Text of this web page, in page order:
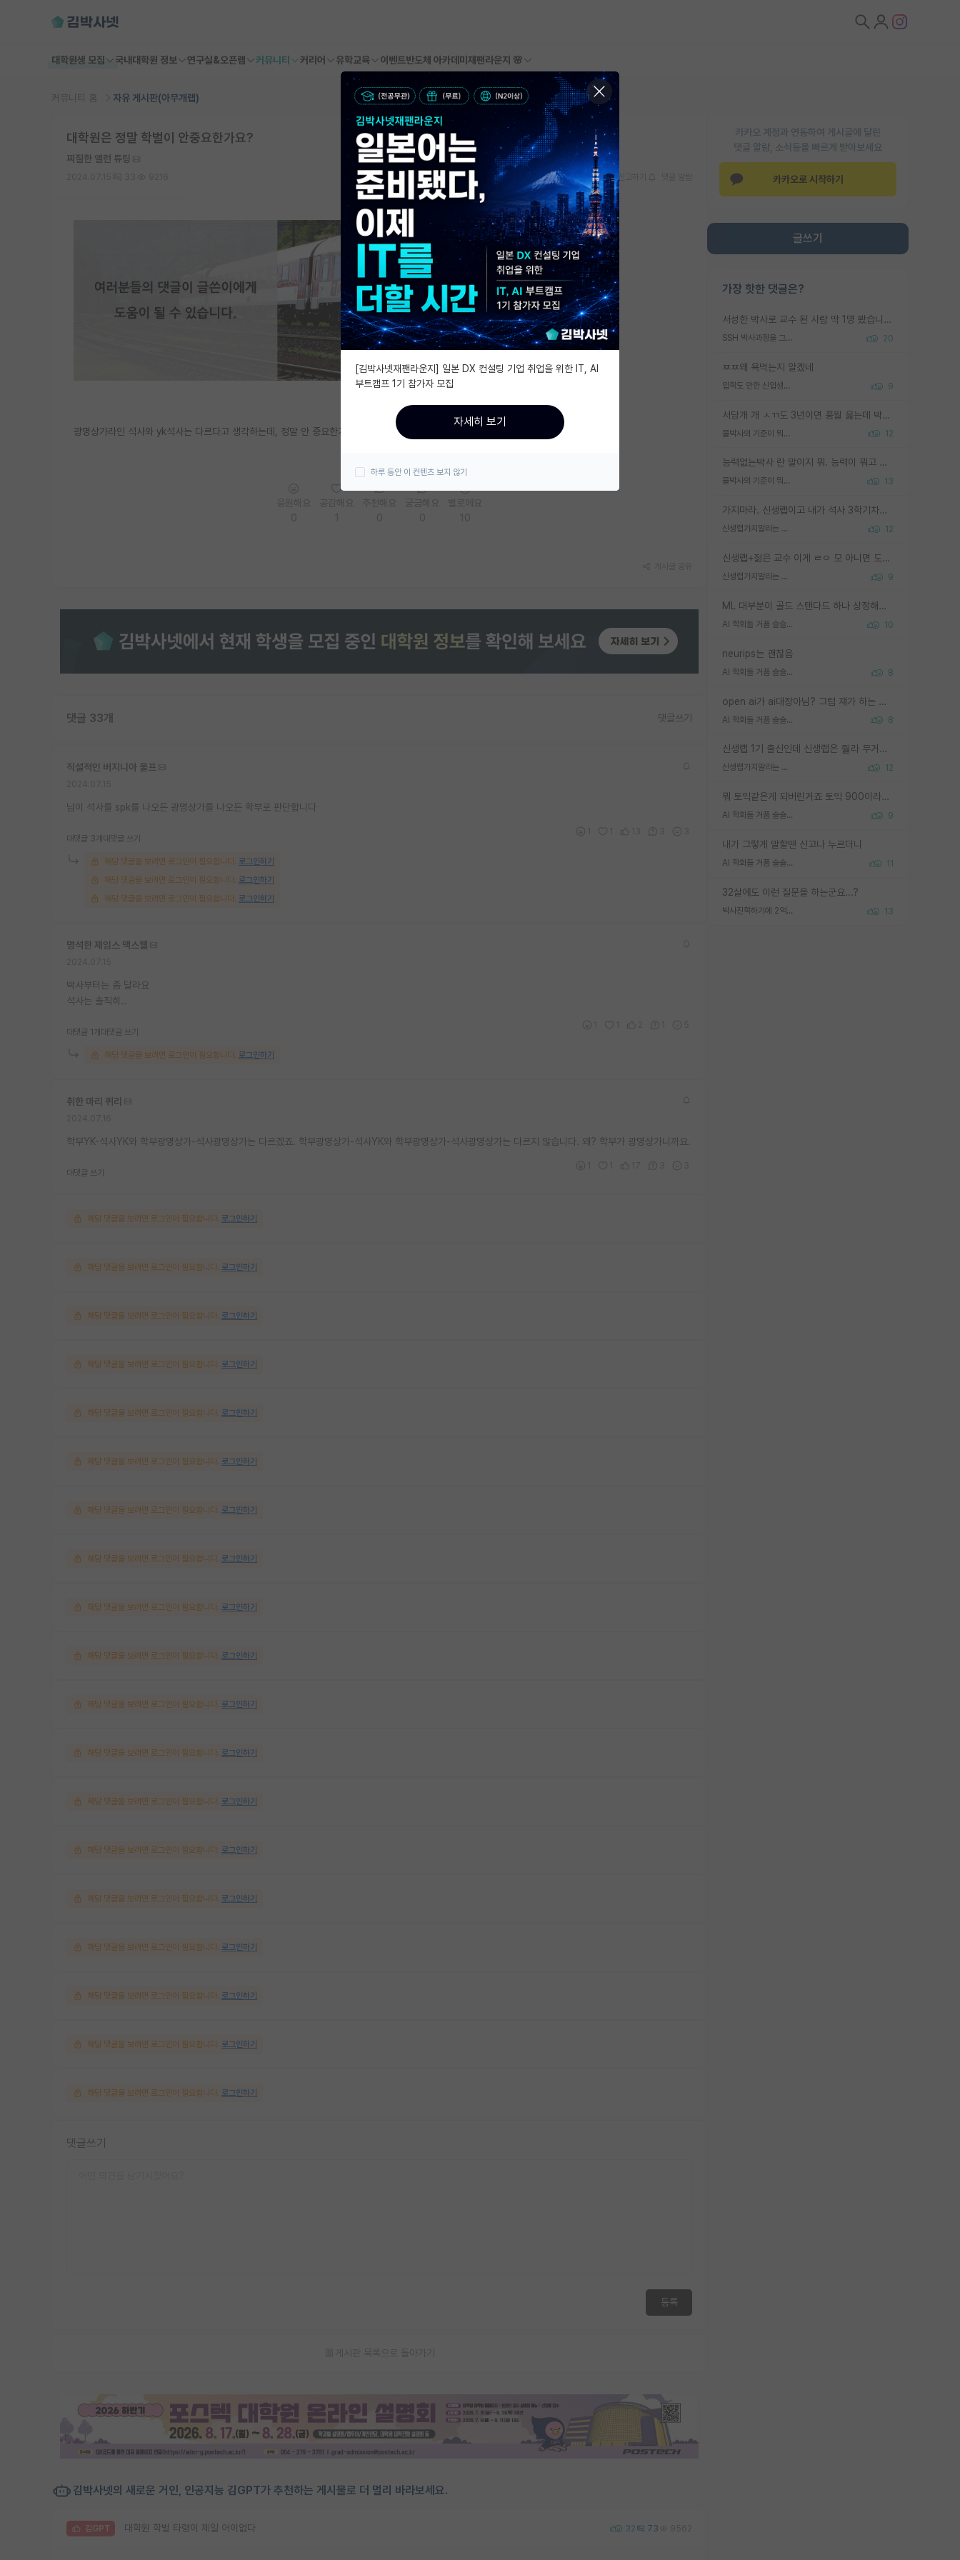
대학원생 모집 국내대학원 정보 연구실&오픈랩 커뮤니티 커리어 유학교육 이벤트반도체 아카데미 재팬라운지 🌸
커뮤니티 홈 자유 게시판(아무개랩)
카카오 계정과 연동하여 게시글에 달린
댓글 알람, 소식등을 빠르게 받아보세요
카카오로 시작하기
글쓰기
가장 핫한 댓글은?
서성한 박사로 교수 된 사람 딱 1명 봤습니다. 근데 지방대 박사로 교수된 거는 기적이 일어나야되요. 서성한 학부부터여도 빡센게 교수임용일텐데 지방대박사로 무슨 교수가 되나요...... 중소기업/중견기업 팀장급/연구소장급이나 될거 같네요.
SSH 박사과정을 그만두고 지방대 박사로 옮기면 교수의 꿈은 끝일까요? 20
ㅉㅉ왜 욕먹는지 알겠네
입학도 안한 신입생이 원래 관심을 받나요 9
서당개 개 ㅅㄲ도 3년이면 풍월 읊는데 박사 5년 이상 대리고 있으면서 물된건 교수 탓 맞는ㄱ게 거기가 서당이 아니란 소리임
물박사의 기준이 뭐임? 12
능력없는박사 란 말이지 뭐. 능력이 뭐고 능력이 있다는게 뭔지는 사람마다 기준이 다르니까 얘기해봐야 서로 자기 기준만 얘기해서 논쟁이 끝이 안나고. 주위에서 능력있고 야심있는 신입생이 교수가 유의미한 피드백을 아예 안주면서 제대로된 과제에 참여해볼 기회도 제공하지 않고 잡일 뺑뺑이만 돌려서 맨날 단순작업만 하면서 밤새다가 눈빛이 점점 죽어가는걸 본 사람은 물박사는 교수탓이라고 하고, 교수는 이것저것 알려도 주고 기회도 주고 사수 동기 붙여주면서 어떻게든 끌고가려고 하는데 본인이 매일 뺀질거리면서 출근 하는둥마는둥 하다가 기껏 와서도 폰이나 쳐다보다가 실험 망치고 저녁약속있어서 먼저 가볼게요~ 하는걸 본 사람은 물박사는 본인탓이라고 함.
물박사의 기준이 뭐임? 13
가지마라. 신생랩이고 내가 석사 3학기차인데 최고참인데 나도 아무것도 모르는데 교수가 후배들 왜 논문 교육 안시키냐. 논문 왜 안 써오냐 닦달한다
신생랩가지말라는 이유가 있었구나 12
신생랩+젊은 교수 이게 ㄹㅇ 모 아니면 도인듯.
신생랩가지말라는 이유가 있었구나 9
ML 대부분이 골드 스탠다드 하나 상정해놓고 (벤치마크 데이터셋이 여러 개면 여러 개 상정) 그거 얼마나 잘 맞추나 싸움임 가끔 번뜩이는 설계 철학을 보여주는 논문들도 있지만 대부분 그거 성적 얼마나 더 올리느라에 혈안이 되어 있는 측면이 잇음
AI 학회들 거품 슬슬 지적이 나오네요 10
neurips는 괜찮음
AI 학회들 거품 슬슬 지적이 나오네요 8
open ai가 ai대장아님? 그럼 쟤가 하는 말이 다 맞겠네
AI 학회들 거품 슬슬 지적이 나오네요 8
신생랩 1기 출신인데 신생랩은 줠라 무거운 바벨 같은거임. 들면 대박인데 못들면 깔려 죽음. 아무도 알려주지 않는 환경에서 자생해야하지만, 일단 살아남았다면 그 어떤 사람보다 악착같고 생존력 높은 사람으로 거듭날 수 있음
신생랩가지말라는 이유가 있었구나 12
뭐 토익같은게 되버린거죠 토익 900이라고 영어잘하는건 아닙니다만 잘하는사람은 다 900을 넘는 그런
AI 학회들 거품 슬슬 지적이 나오네요 9
내가 그렇게 말할땐 신고나 누르더니
AI 학회들 거품 슬슬 지적이 나오네요 11
32살에도 이런 질문을 하는군요...?
박사진학하기에 2억은 괜찮은 (?) 정도의 경제력인가요 13
대학원은 정말 학벌이 안중요한가요?
찌질한 앨런 튜링
스크랩 신고하기
광명상가라인 석사와 yk석사는 다르다고 생각하는데, 정말 안 중요한가요..?
댓글 33개 댓글쓰기
직설적인 버지니아 울프
님이 석사를 spk를 나오든 광명상가를 나오든 학부로 판단합니다
대댓글 3개 대댓글 쓰기
해당 댓글을 보려면 로그인이 필요합니다. 로그인하기
해당 댓글을 보려면 로그인이 필요합니다. 로그인하기
해당 댓글을 보려면 로그인이 필요합니다. 로그인하기
명석한 제임스 맥스웰
박사부터는 좀 달라요
석사는 솔직히..
대댓글 1개 대댓글 쓰기
해당 댓글을 보려면 로그인이 필요합니다. 로그인하기
취한 마리 퀴리
학부YK-석사YK와 학부광명상가-석사광명상가는 다르겠죠. 학부광명상가-석사YK와 학부광명상가-석사광명상가는 다르지 않습니다. 왜? 학부가 광명상가니까요.
대댓글 쓰기
해당 댓글을 보려면 로그인이 필요합니다. 로그인하기
해당 댓글을 보려면 로그인이 필요합니다. 로그인하기
해당 댓글을 보려면 로그인이 필요합니다. 로그인하기
해당 댓글을 보려면 로그인이 필요합니다. 로그인하기
해당 댓글을 보려면 로그인이 필요합니다. 로그인하기
해당 댓글을 보려면 로그인이 필요합니다. 로그인하기
해당 댓글을 보려면 로그인이 필요합니다. 로그인하기
해당 댓글을 보려면 로그인이 필요합니다. 로그인하기
해당 댓글을 보려면 로그인이 필요합니다. 로그인하기
해당 댓글을 보려면 로그인이 필요합니다. 로그인하기
해당 댓글을 보려면 로그인이 필요합니다. 로그인하기
해당 댓글을 보려면 로그인이 필요합니다. 로그인하기
해당 댓글을 보려면 로그인이 필요합니다. 로그인하기
해당 댓글을 보려면 로그인이 필요합니다. 로그인하기
해당 댓글을 보려면 로그인이 필요합니다. 로그인하기
해당 댓글을 보려면 로그인이 필요합니다. 로그인하기
해당 댓글을 보려면 로그인이 필요합니다. 로그인하기
해당 댓글을 보려면 로그인이 필요합니다. 로그인하기
해당 댓글을 보려면 로그인이 필요합니다. 로그인하기
댓글쓰기
등록
게시판 목록으로 돌아가기
김박사넷의 새로운 거인, 인공지능 김GPT가 추천하는 게시물로 더 멀리 바라보세요.
김GPT 대학원 학벌 타령이 제일 어이없다 32 73 9562
[김박사넷재팬라운지] 일본 DX 컨설팅 기업 취업을 위한 IT, AI
부트캠프 1기 참가자 모집
자세히 보기
하루 동안 이 컨텐츠 보지 않기